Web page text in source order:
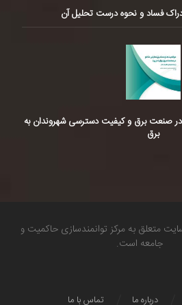
فساد و نحوه درست تحلیل آن
صنعت برق و کیفیت دسترسی شهروندان به
برق
متعلق به مرکز توانمندسازی حاکمیت و
جامعه است.
تماس با ما درباره ما